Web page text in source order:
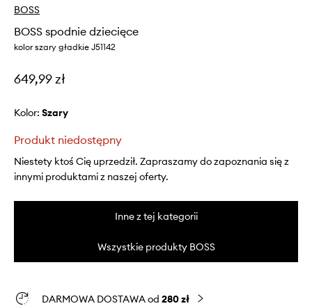
BOSS
BOSS spodnie dziecięce
kolor szary gładkie J51142
649,99 zł
Kolor: szary
Produkt niedostępny
Niestety ktoś Cię uprzedził. Zapraszamy do zapoznania się z
innymi produktami z naszej oferty.
Inne z tej kategorii
Wszystkie produkty BOSS
DARMOWA DOSTAWA od 280 zł